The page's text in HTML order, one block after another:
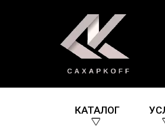
КАТАЛОГ